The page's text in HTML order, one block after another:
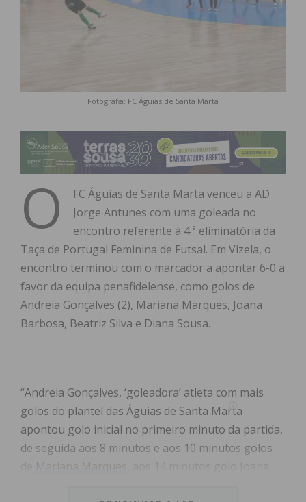
Fotografia: FC Águias de Santa Marta
O
FC Águias de Santa Marta venceu a AD
Jorge Antunes com uma goleada no
encontro referente à 4.ª eliminatória da
Taça de Portugal Feminina de Futsal. Em Vizela, o
encontro terminou com o marcador a apontar 6-0 a
favor da equipa penafidelense, como golos de
Andreia Gonçalves (2), Mariana Marques, Joana
Barbosa, Beatriz Silva e Diana Sousa.
“Andreia Gonçalves, ‘goleadora’ atleta com mais
golos do plantel das Águias de Santa Marta
apontou golo inicial no primeiro minuto da partida,
de seguida aos 8 minutos e aos 10 minutos golos
Mariana Marques